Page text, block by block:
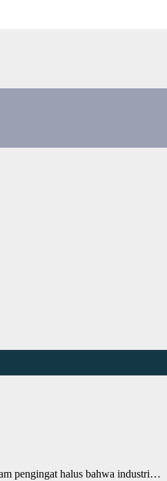
pengingat halus bahwa industri…